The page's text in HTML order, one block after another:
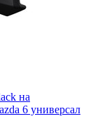
на
6 универсал